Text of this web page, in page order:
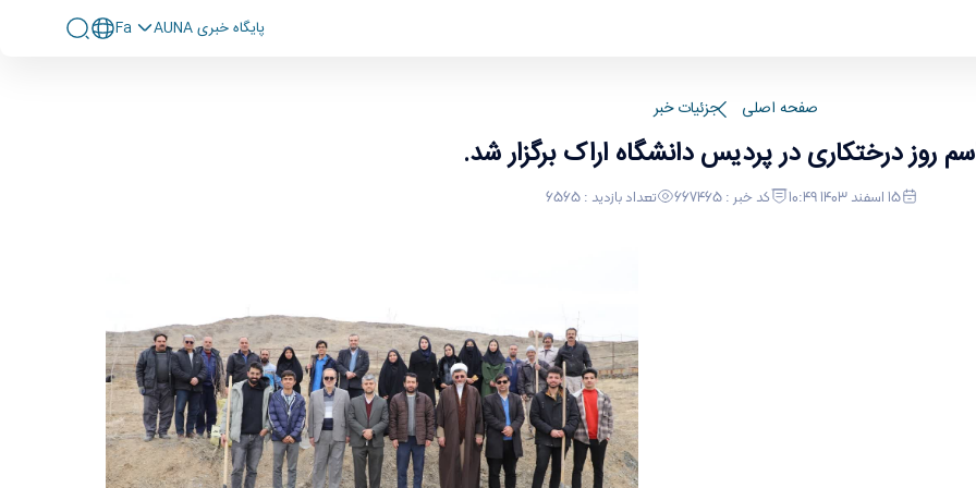
پايگاه خبری AUNA Fa
صفحه اصلی جزئیات خبر
روز درختکاری در پردیس دانشگاه اراک برگزار شد.
15 اسفند 1403 10:49 کد خبر : 667465 تعداد بازدید : 6565